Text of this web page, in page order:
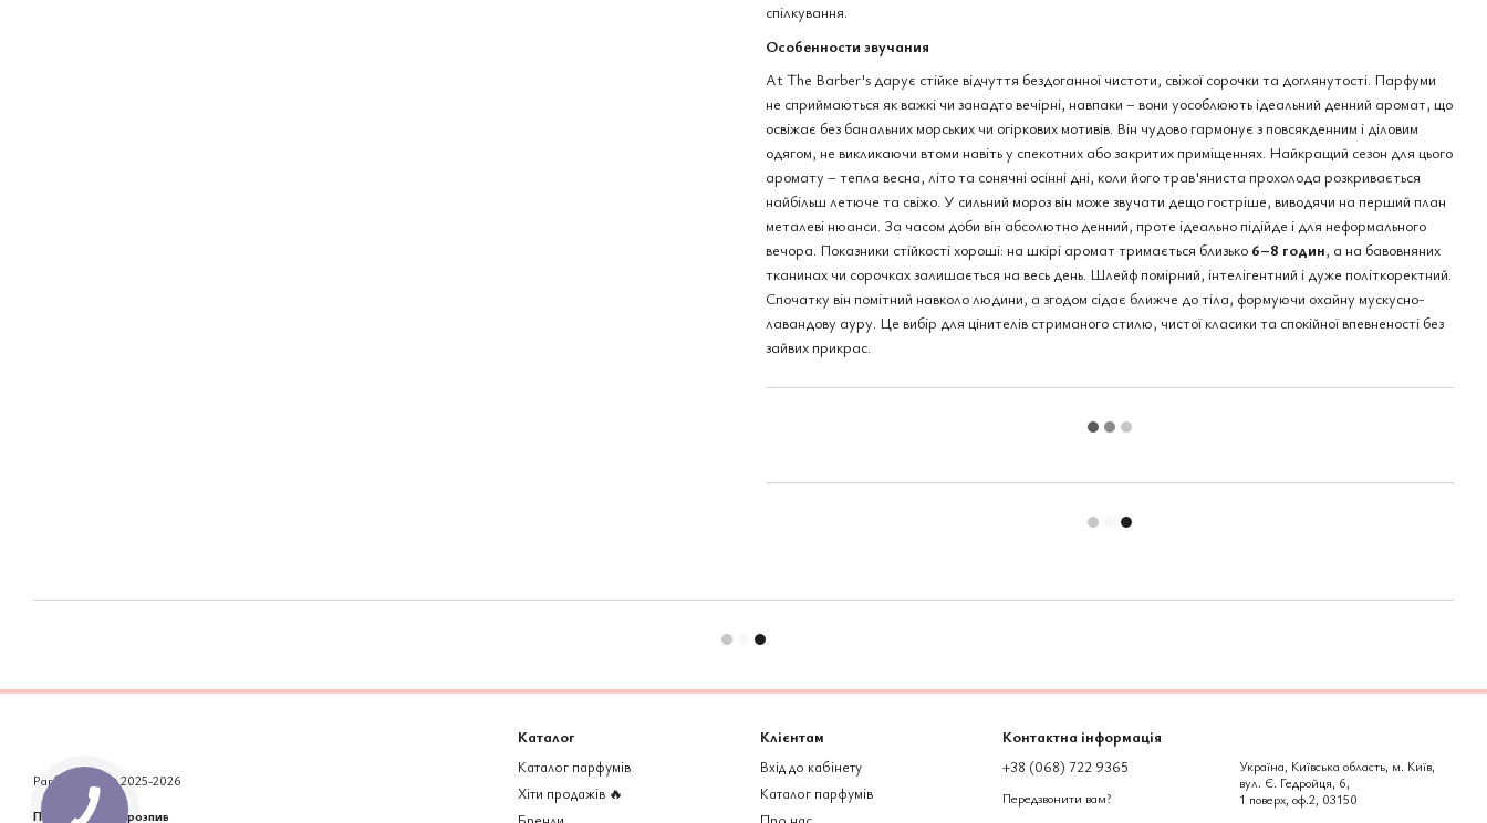
спілкування.
Особенности звучания
At The Barber's дарує стійке відчуття бездоганної чистоти, свіжої сорочки та доглянутості. Парфуми
не сприймаються як важкі чи занадто вечірні, навпаки – вони уособлюють ідеальний денний аромат, що
освіжає без банальних морських чи огіркових мотивів. Він чудово гармонує з повсякденним і діловим
одягом, не викликаючи втоми навіть у спекотних або закритих приміщеннях. Найкращий сезон для цього
аромату – тепла весна, літо та сонячні осінні дні, коли його трав'яниста прохолода розкривається
найбільш летюче та свіжо. У сильний мороз він може звучати дещо гостріше, виводячи на перший план
металеві нюанси. За часом доби він абсолютно денний, проте ідеально підійде і для неформального
вечора. Показники стійкості хороші: на шкірі аромат тримається близько 6–8 годин, а на бавовняних
тканинах чи сорочках залишається на весь день. Шлейф помірний, інтелігентний і дуже політкоректний.
Спочатку він помітний навколо людини, а згодом сідає ближче до тіла, формуючи охайну мускусно-
лавандову ауру. Це вибір для цінителів стриманого стилю, чистої класики та спокійної впевненості без
зайвих прикрас.
Parfum Club © 2025-2026
Парфумерія на розпив
Каталог
Каталог парфумів
Хіти продажів 🔥
Клієнтам
Вхід до кабінету
Каталог парфумів
Контактна інформація
+38 (068) 722 9365
Передзвонити вам?
Україна, Київська область, м. Київ,
вул. Є. Гедройця, 6,
1 поверх, оф.2, 03150